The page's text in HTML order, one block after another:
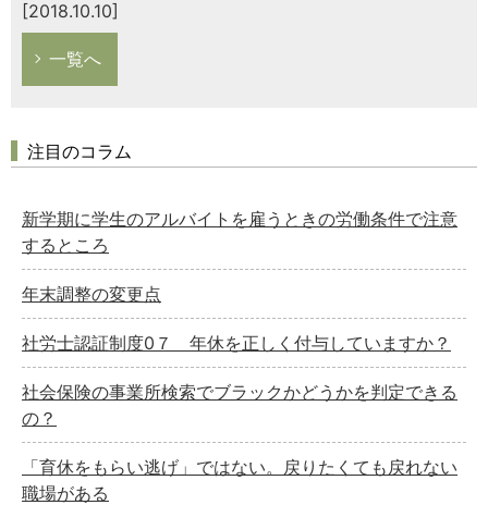
[2018.10.10]
一覧へ
注目のコラム
新学期に学生のアルバイトを雇うときの労働条件で注意
するところ
年末調整の変更点
社労士認証制度0７ 年休を正しく付与していますか？
社会保険の事業所検索でブラックかどうかを判定できる
の？
「育休をもらい逃げ」ではない。戻りたくても戻れない
職場がある